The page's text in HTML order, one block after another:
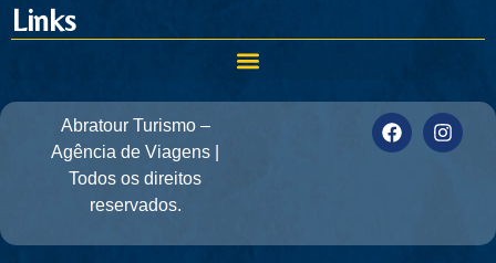
Links
Abratour Turismo –
Agência de Viagens |
Todos os direitos
reservados.